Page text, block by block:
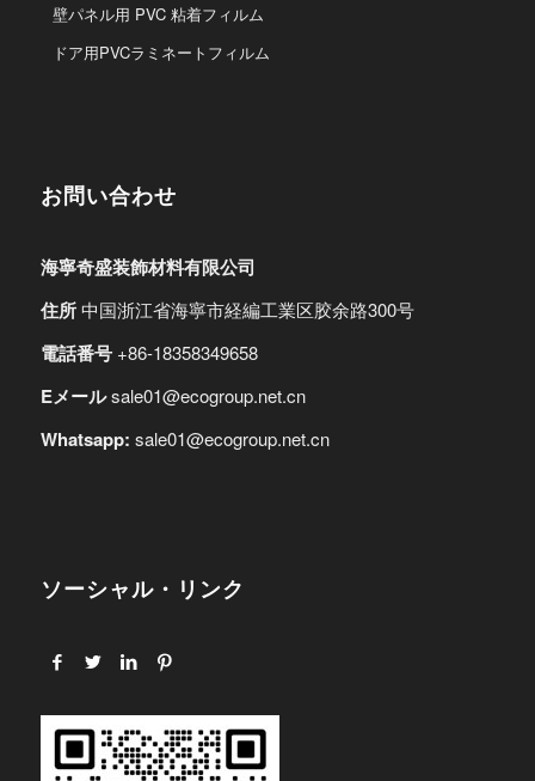
壁パネル用 PVC 粘着フィルム
ドア用PVCラミネートフィルム
お問い合わせ
海寧奇盛装飾材料有限公司
住所中国浙江省海寧市経編工業区胶余路300号
電話番号+86-18358349658
Eメール sale01@ecogroup.net.cn
Whatsapp: sale01@ecogroup.net.cn
ソーシャル・リンク